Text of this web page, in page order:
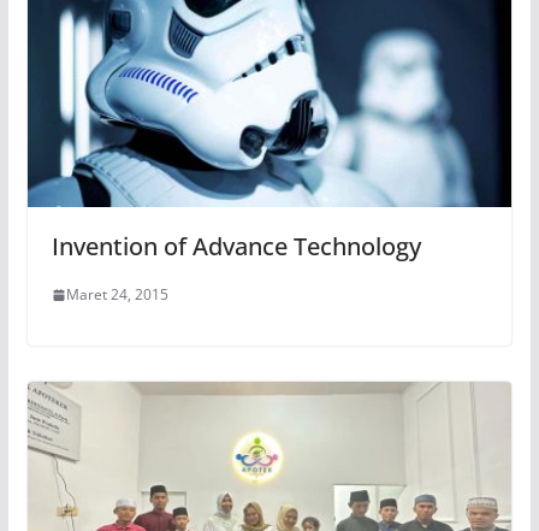
Invention of Advance Technology
Maret 24, 2015